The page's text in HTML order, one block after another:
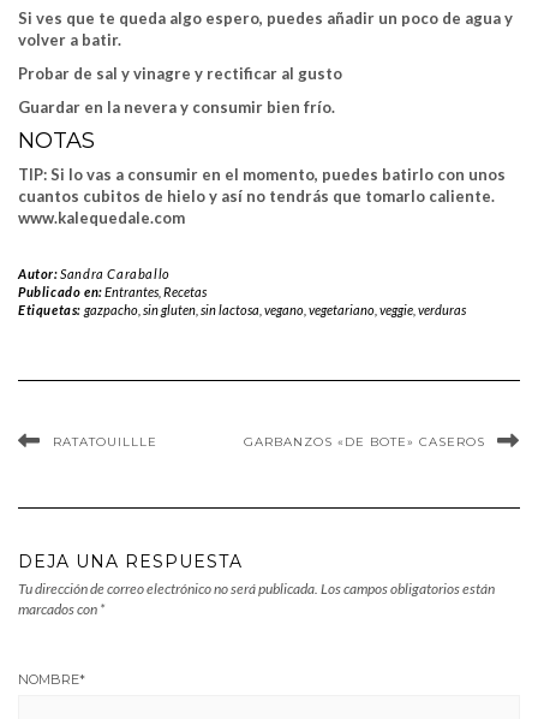
Si ves que te queda algo espero, puedes añadir un poco de agua y
volver a batir.
Probar de sal y vinagre y rectificar al gusto
Guardar en la nevera y consumir bien frío.
NOTAS
TIP: Si lo vas a consumir en el momento, puedes batirlo con unos
cuantos cubitos de hielo y así no tendrás que tomarlo caliente.
www.kalequedale.com
Autor:Sandra Caraballo
Publicado en:Entrantes ,Recetas
Etiquetas: gazpacho, sin gluten, sin lactosa vegano, vegetariano, veggie, verduras
RATATOUILLLE GARBANZOS «DE BOTE» CASEROS
DEJA UNA RESPUESTA
Tu dirección de correo electrónico no será publicada. Los campos obligatorios están
marcados con *
NOMBRE*